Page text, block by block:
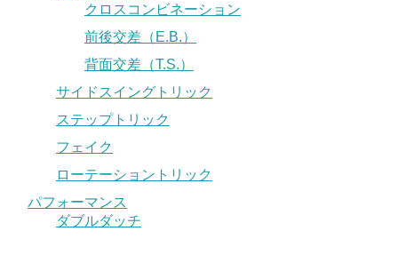
クロスコンビネーション
前後交差（E.B.）
背面交差（T.S.）
サイドスイングトリック
ステップトリック
フェイク
ローテーショントリック
パフォーマンス
ダブルダッチ